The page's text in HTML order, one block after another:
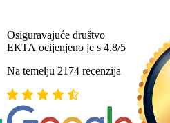
Osiguravajuće društvo
ЕКТА ocijenjeno je s 4.8/5
Na temelju 2174 recenzija